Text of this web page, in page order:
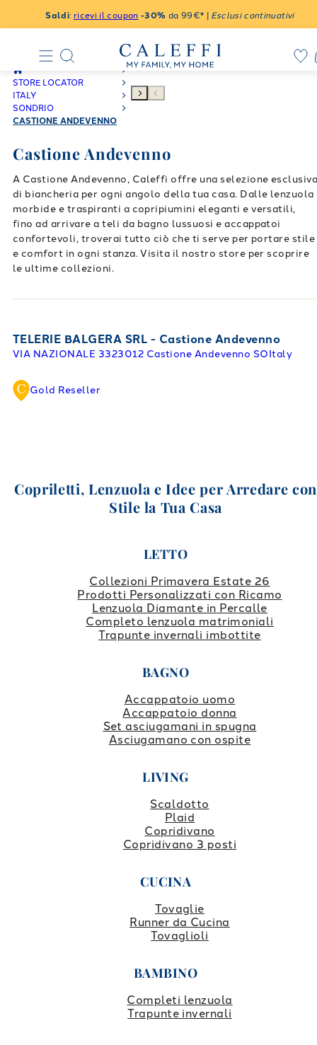
Saldi: ricevi il coupon -30% da 99€* | Esclusi continuativi
STORE LOCATOR
ITALY
SONDRIO
CASTIONE ANDEVENNO
Castione Andevenno
A Castione Andevenno, Caleffi offre una selezione
di biancheria per ogni angolo della tua casa. Dalle lenzuola
morbide e traspiranti a copripiumini eleganti e versatili,
fino ad arrivare a teli da bagno lussuosi e accappatoi
confortevoli, troverai tutto ciò che ti serve per portare stile
e comfort in ogni stanza. Visita il nostro store per scoprire
le ultime collezioni.
TELERIE BALGERA SRL - Castione Andevenno
VIA NAZIONALE 3323012 Castione Andevenno SOItaly
Gold Reseller
Copriletti, Lenzuola e Idee per Arredare con
Stile la Tua Casa
LETTO
Collezioni Primavera Estate 26
Prodotti Personalizzati con Ricamo
Lenzuola Diamante in Percalle
Completo lenzuola matrimoniali
Trapunte invernali imbottite
BAGNO
Accappatoio uomo
Accappatoio donna
Set asciugamani in spugna
Asciugamano con ospite
LIVING
Scaldotto
Plaid
Copridivano
Copridivano 3 posti
CUCINA
Tovaglie
Runner da Cucina
Tovaglioli
BAMBINO
Completi lenzuola
Trapunte invernali